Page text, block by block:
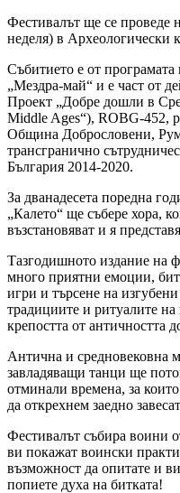
Фестивалът ще се проведе
неделя) в Археологически
Събитието е от
„Мездра-май“ и е част от
Проект „Добре дошли в
Middle Ages“), ROBG-452,
Община Добрословени,
трансгранично
България 2014-2020.
За дванадесета поредна
„Калето“ ще събере хора,
възстановяват и я
Тазгодишното издание на
много приятни емоции,
игри и търсене на
традициите и ритуалите
крепостта от античността
Антична и средновековна
завладяващи танци ще
отминали времена, за
да открехнем заедно
Фестивалът събира воини
ви покажат воински
възможност да опитате и
попиете духа на битката!